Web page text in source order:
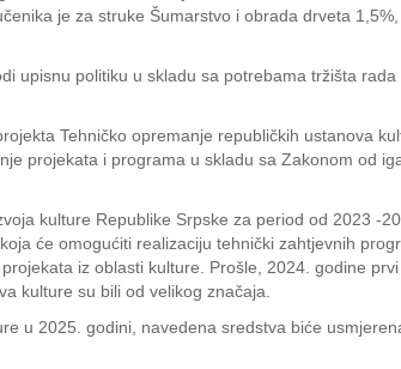
je za struke Šumarstvo i obrada drveta
upisnu politiku u skladu sa potrebama tržišta
Tehničko opremanje republičkih ustanova
projekata i programa u skladu sa Zakonom od
kulture Republike Srpske za period od 2023 -
će omogućiti realizaciju tehnički zahtjevnih
iz oblasti kulture. Prošle, 2024. godine
kulture su bili od velikog značaja.
u 2025. godini, navedena sredstva biće